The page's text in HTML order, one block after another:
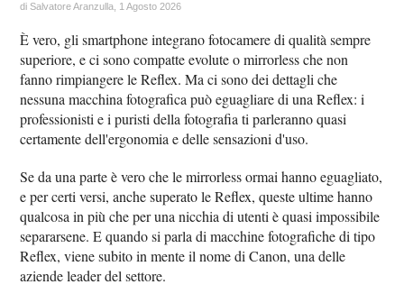
diSalvatore Aranzulla , 1 Agosto 2026
È vero, gli smartphone integrano fotocamere di qualità sempre
superiore, e ci sono compatte evolute o mirrorless che non
fanno rimpiangere le Reflex. Ma ci sono dei dettagli che
nessuna macchina fotografica può eguagliare di una Reflex: i
professionisti e i puristi della fotografia ti parleranno quasi
certamente dell'ergonomia e delle sensazioni d'uso.
Se da una parte è vero che le mirrorless ormai hanno eguagliato,
e per certi versi, anche superato le Reflex, queste ultime hanno
qualcosa in più che per una nicchia di utenti è quasi impossibile
separarsene. E quando si parla di macchine fotografiche di tipo
Reflex, viene subito in mente il nome di Canon, una delle
aziende leader del settore.